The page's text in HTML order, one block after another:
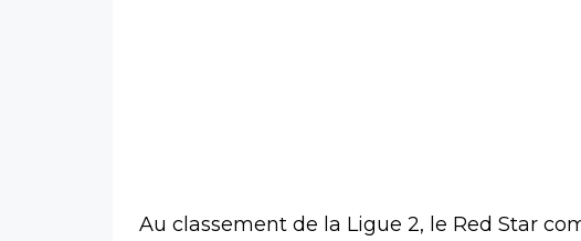
Au classement de la Ligue 2, le Red Star